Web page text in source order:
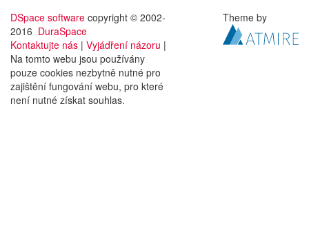
DSpace software copyright © 2002-
2016 DuraSpace
Kontaktujte nás | Vyjádření názoru |
Na tomto webu jsou používány
pouze cookies nezbytně nutné pro
zajištění fungování webu, pro které
není nutné získat souhlas.
Theme by